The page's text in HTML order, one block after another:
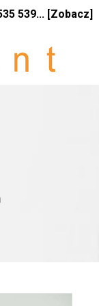
539... [Zobacz]